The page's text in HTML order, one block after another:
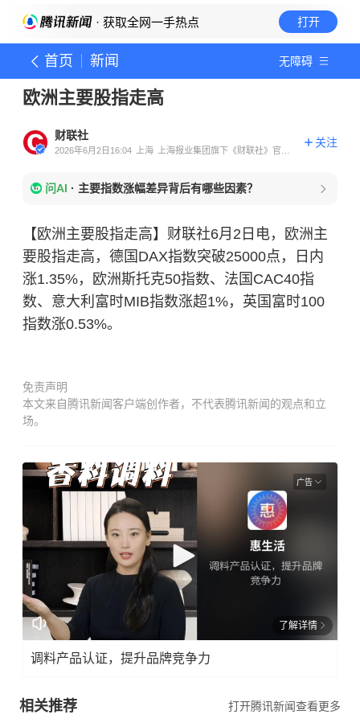
· 获取全网一手热点 打开
首页 新闻 无障碍
欧洲主要股指走高
财联社
2026年6月2日16:04 上海
上海报业集团旗下《财联社》官方
关注
问AI · 主要指数涨幅差异背后有哪些因素？
【欧洲主要股指走高】财联社6月2日电，欧洲主
要股指走高，德国DAX指数突破25000点，日内
涨1.35%，欧洲斯托克50指数、法国CAC40指
数、意大利富时MIB指数涨超1%，英国富时100
指数涨0.53%。
免责声明
本文来自腾讯新闻客户端创作者，不代表腾讯新闻的观点和立
场。
广告
了解详情
调料产品认证，提升品牌竞争力
相关推荐 打开腾讯新闻查看更多